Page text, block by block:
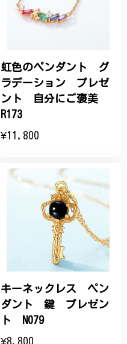
虹色のペンダント グ
ラデーション プレゼ
ント 自分にご褒美
R173
¥11,800
キーネックレス ペン
ダント 鍵 プレゼン
ト N079
¥8,800